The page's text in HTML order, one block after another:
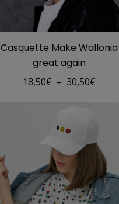
Casquette Make Wallonia
great again
18,50€ – 30,50€
à
30,50€